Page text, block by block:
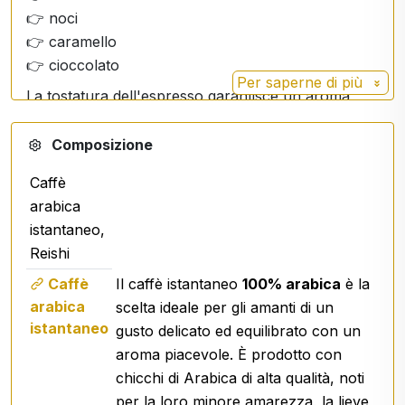
👉 noci
👉 caramello
👉 cioccolato
La tostatura dell'espresso garantisce un aroma
pieno e intenso.
🧪 Ingredienti
250 g di caffè brasiliano -
25 g di estratto di Reishi (Ganoderma lucidum)
30% polisaccaridi
4 % triterpeni
Effetti del Reishi
Sostiene ilsistema immunitario
Per saperne di più
Composizione
Caffè
arabica
istantaneo,
Reishi
Caffè
arabica
istantaneo
Il caffè istantaneo 100% arabica è la
scelta ideale per gli amanti di un
gusto delicato ed equilibrato con un
aroma piacevole. È prodotto con
chicchi di Arabica di alta qualità, noti
per la loro minore amarezza, la lieve